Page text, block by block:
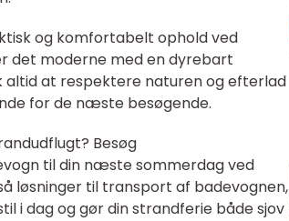
og komfortabelt ophold ved
det moderne med en dyrebart
altid at respektere naturen og efterlad
for de næste besøgende.
Besøg
til din næste sommerdag ved
løsninger til transport af badevognen,
i dag og gør din strandferie både sjov